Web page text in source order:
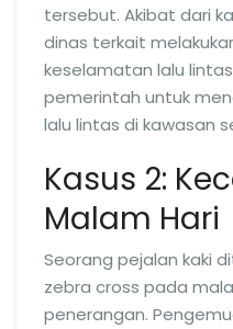
tersebut. Akibat dari
dinas terkait
keselamatan lalu
pemerintah untuk
lalu lintas di kawasan
Kasus 2:
Malam Hari
Seorang pejalan kaki
zebra cross pada
penerangan.